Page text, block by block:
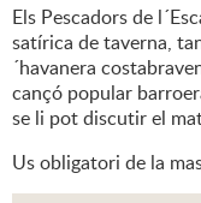
Els Pescadors de
satírica de taverna,
´havanera
cançó popular
se li pot discutir el
Us obligatori de la